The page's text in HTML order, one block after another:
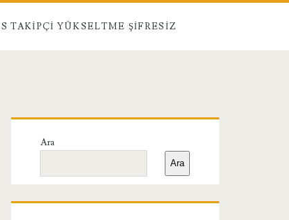
TAKIPÇI YÜKSELTME ŞIFRESIZ
Birincil
Yan
Menü
Ara
Ara